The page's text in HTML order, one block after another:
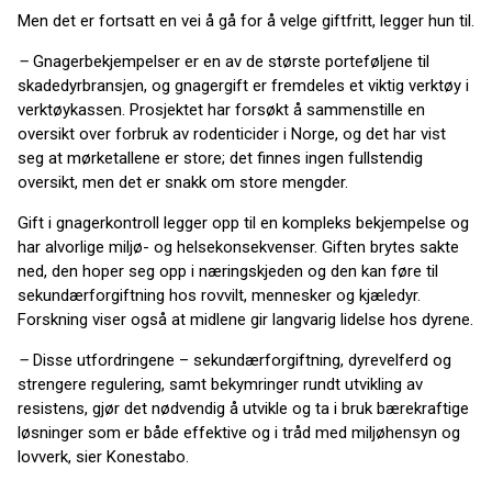
Men det er fortsatt en vei å gå for å velge giftfritt, legger hun til.
– Gnagerbekjempelser er en av de største porteføljene til
skadedyrbransjen, og gnagergift er fremdeles et viktig verktøy i
verktøykassen. Prosjektet har forsøkt å sammenstille en
oversikt over forbruk av rodenticider i Norge, og det har vist
seg at mørketallene er store; det finnes ingen fullstendig
oversikt, men det er snakk om store mengder.
Gift i gnagerkontroll legger opp til en kompleks bekjempelse og
har alvorlige miljø- og helsekonsekvenser. Giften brytes sakte
ned, den hoper seg opp i næringskjeden og den kan føre til
sekundærforgiftning hos rovvilt, mennesker og kjæledyr.
Forskning viser også at midlene gir langvarig lidelse hos dyrene.
– Disse utfordringene – sekundærforgiftning, dyrevelferd og
strengere regulering, samt bekymringer rundt utvikling av
resistens, gjør det nødvendig å utvikle og ta i bruk bærekraftige
løsninger som er både effektive og i tråd med miljøhensyn og
lovverk, sier Konestabo.